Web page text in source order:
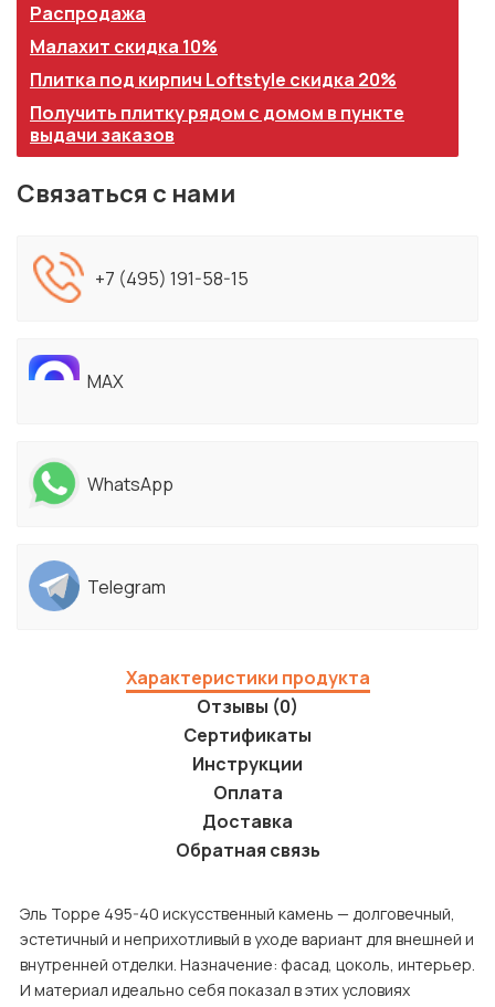
Распродажа
Малахит скидка 10%
Плитка под кирпич Loftstyle скидка 20%
Получить плитку рядом с домом в пункте
выдачи заказов
Связаться с нами
+7 (495) 191-58-15
MAX
WhatsApp
Telegram
Характеристики продукта
Отзывы (0)
Сертификаты
Инструкции
Оплата
Доставка
Обратная связь
Эль Торре 495-40 искусственный камень — долговечный,
эстетичный и неприхотливый в уходе вариант для внешней и
внутренней отделки. Назначение: фасад, цоколь, интерьер.
И материал идеально себя показал в этих условиях